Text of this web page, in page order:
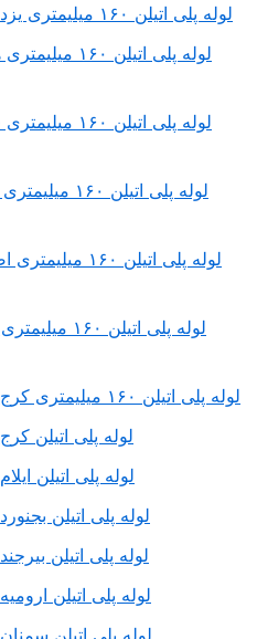
لوله پلی اتیلن ۱۶۰ میلیمتری یزد ۰۹۱۰۹۸۵۳۶۷۳ اترک دریپ
لوله پلی اتیلن ۱۶۰ میلیمتری کرج ۰۹۱۰۹۸۵۳۶۷۳ اترک دریپ
لوله پلی اتیلن کرج ۰۹۱۰۹۸۵۳۶۷۳ اترک دریپ
لوله پلی اتیلن ایلام ۰۹۱۰۹۸۵۳۶۷۳ اترک دریپ
لوله پلی اتیلن بجنورد ۰۹۱۰۹۸۵۳۶۷۳ اترک دریپ
لوله پلی اتیلن بیرجند ۰۹۱۰۹۸۵۳۶۷۳ اترک دریپ
لوله پلی اتیلن ارومیه ۰۹۱۰۹۸۵۳۶۷۳ اترک دریپ
لوله پلی اتیلن سمنان ۰۹۱۰۹۸۵۳۶۷۳ اترک دریپ